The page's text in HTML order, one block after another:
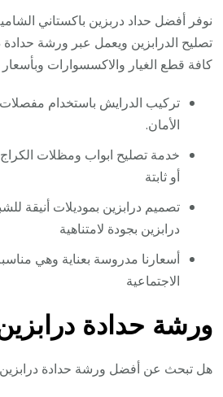
نوفر أفضل حداد دربزين باكستاني
تصليح الدرابزين ويعمل عبر ورشة حدادة
كافة قطع الغيار والاكسسوارات
تركيب الدرايش باستخدام مفصلات
الأمان.
خدمة تصليح ابواب ومظلات
أو ثابتة
تصميم درابزين بموديلات أنيقة
درابزين بجودة لامتناهية
أسعارنا مدروسة بعناية وهي
الاجتماعية
ورشة حدادة
هل تبحث عن أفضل ورشة حدادة درابزين